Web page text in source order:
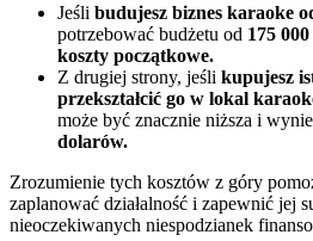
Jeśli budujesz biznes karaoke
potrzebować budżetu od 175
koszty początkowe.
Z drugiej strony, jeśli kupujesz
przekształcić go w lokal
może być znacznie niższa i
dolarów.
Zrozumienie tych kosztów z góry
zaplanować działalność i zapewnić jej
nieoczekiwanych niespodzianek